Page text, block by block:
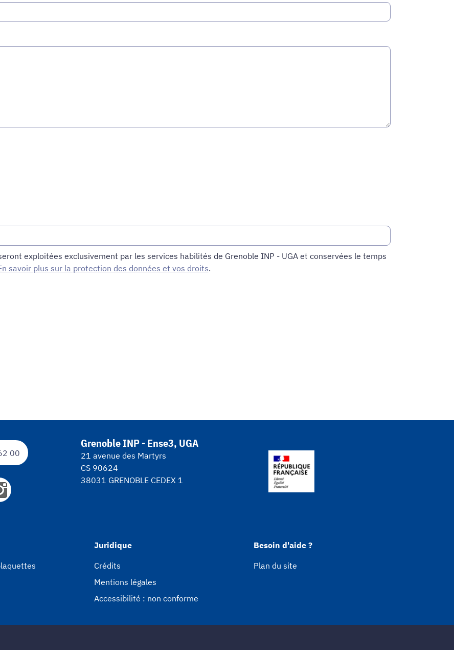
exploitées exclusivement par les services habilités de Grenoble INP - UGA et conservées le temps
savoir plus sur la protection des données et vos droits.
00
Grenoble INP - Ense3, UGA
21 avenue des Martyrs
CS 90624
38031 GRENOBLE CEDEX 1
Juridique
Crédits
Mentions légales
Accessibilité : non conforme
Besoin d'aide ?
Plan du site